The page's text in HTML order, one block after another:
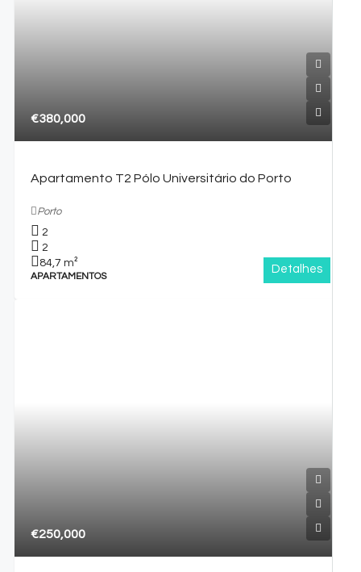
€380,000
Apartamento T2 Pólo Universitário do Porto
Porto
2
2
84,7 m²
APARTAMENTOS
Detalhes
€250,000